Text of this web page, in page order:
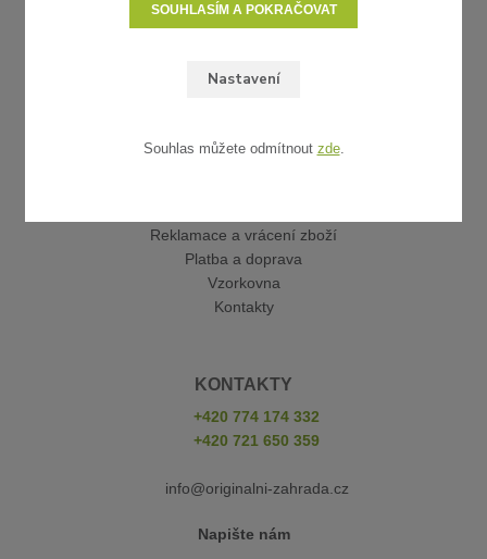
Reklamace a vrácení zboží
Platba a doprava
Vzorkovna
Kontakty
KONTAKTY
+420 774 174 332
+420 721 650 359
info@originalni-zahrada.cz
Napište nám
Nastavení
SOUHLASÍM A POKRAČOVAT
Souhlas můžete odmítnout zde.